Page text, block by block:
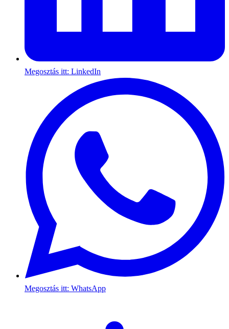
Megosztás itt: LinkedIn
Megosztás itt: WhatsApp